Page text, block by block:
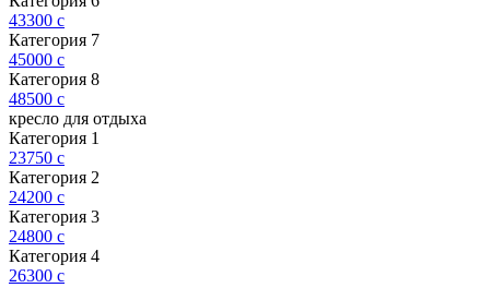
43300 c
Категория 7
45000 c
Категория 8
48500 c
кресло для отдыха
Категория 1
23750 c
Категория 2
24200 c
Категория 3
24800 c
Категория 4
26300 c